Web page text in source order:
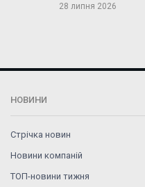
28 липня 2026
НОВИНИ
Стрічка новин
Новини компаній
ТОП-новини тижня